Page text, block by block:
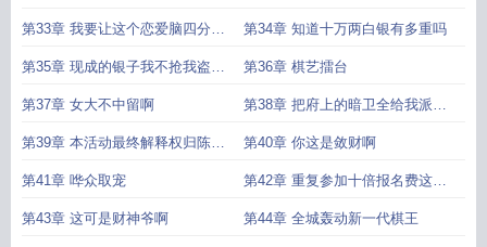
第33章 我要让这个恋爱脑四分之
一柱香后爱上我
第34章 知道十万两白银有多重吗
第35章 现成的银子我不抢我盗个
鸟墓
第36章 棋艺擂台
第37章 女大不中留啊 第38章 把府上的暗卫全给我派出
去
第39章 本活动最终解释权归陈洛
所有
第40章 你这是敛财啊
第41章 哗众取宠 第42章 重复参加十倍报名费这是
规则
第43章 这可是财神爷啊 第44章 全城轰动新一代棋王